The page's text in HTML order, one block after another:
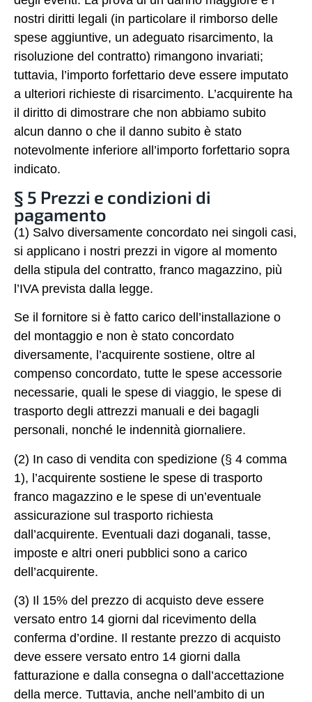
nostri diritti legali (in particolare il rimborso delle
spese aggiuntive, un adeguato risarcimento, la
risoluzione del contratto) rimangono invariati;
tuttavia, l’importo forfettario deve essere imputato
a ulteriori richieste di risarcimento. L’acquirente ha
il diritto di dimostrare che non abbiamo subito
alcun danno o che il danno subito è stato
notevolmente inferiore all’importo forfettario sopra
indicato.
§ 5 Prezzi e condizioni di
pagamento
(1) Salvo diversamente concordato nei singoli casi,
si applicano i nostri prezzi in vigore al momento
della stipula del contratto, franco magazzino, più
l’IVA prevista dalla legge.
Se il fornitore si è fatto carico dell’installazione o
del montaggio e non è stato concordato
diversamente, l’acquirente sostiene, oltre al
compenso concordato, tutte le spese accessorie
necessarie, quali le spese di viaggio, le spese di
trasporto degli attrezzi manuali e dei bagagli
personali, nonché le indennità giornaliere.
(2) In caso di vendita con spedizione (§ 4 comma
1), l’acquirente sostiene le spese di trasporto
franco magazzino e le spese di un’eventuale
assicurazione sul trasporto richiesta
dall’acquirente. Eventuali dazi doganali, tasse,
imposte e altri oneri pubblici sono a carico
dell’acquirente.
(3) Il 15% del prezzo di acquisto deve essere
versato entro 14 giorni dal ricevimento della
conferma d’ordine. Il restante prezzo di acquisto
deve essere versato entro 14 giorni dalla
fatturazione e dalla consegna o dall’accettazione
della merce. Tuttavia, anche nell’ambito di un